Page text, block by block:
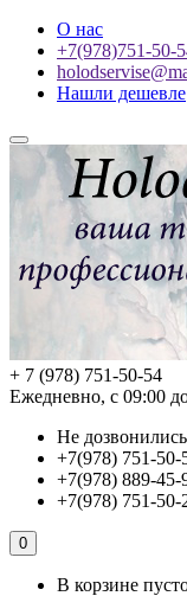
О нас
+7(978)751-50-
Нашли дешевле
+ 7 (978) 751-50-54
Ежедневно, с 09:00
Не
+7(978) 751-50-
+7(978) 889-45-
+7(978) 751-50-
0
В корзине